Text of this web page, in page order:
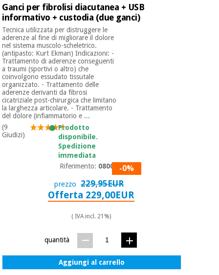
Ortopedia
Strumenti
chirurgici
(liquidazione)
Ganci per fibrolisi diacutanea + USB
informativo + custodia (due ganci)
Tecnica utilizzata per distruggere le
aderenze al fine di migliorare il dolore
nel sistema muscolo-scheletrico.
(antipasto: Kurt Ekman) Indicazioni: -
Trattamento di aderenze conseguenti
a traumi (sportivi o altro) che
coinvolgono essudato tissutale
organizzato. - Trattamento delle
aderenze derivanti da fibrosi
cicatriziale post-chirurgica che limitano
la larghezza articolare. - Trattamento
del dolore (infiammatorio e ...
(9
Giudizi)
Prodotto
disponibile.
Spedizione
immediata
Riferimento: 08002 -0%
prezzo 229,95EUR
Offerta 229,00EUR
( IVA incl. 21%)
quantità
Aggiungi al carrello